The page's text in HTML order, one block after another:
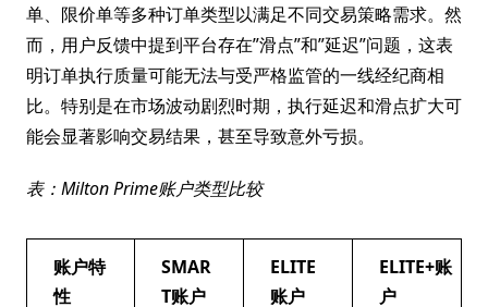
单、限价单等多种订单类型以满足不同交易策略需求。然
而，用户反馈中提到平台存在”滑点”和”延迟”问题，这表
明订单执行质量可能无法与受严格监管的一线经纪商相
比。特别是在市场波动剧烈时期，执行延迟和滑点扩大可
能会显著影响交易结果，甚至导致意外亏损。
表：Milton Prime账户类型比较
账户特
性
SMAR
T账户
ELITE
账户
ELITE+账
户